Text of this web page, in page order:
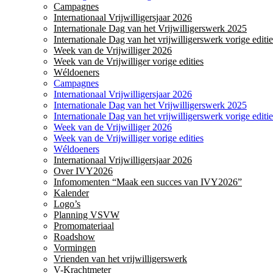
Campagnes
Internationaal Vrijwilligersjaar 2026
Internationale Dag van het Vrijwilligerswerk 2025
Internationale Dag van het vrijwilligerswerk vorige
Week van de Vrijwilliger 2026
Week van de Vrijwilliger vorige edities
Wéldoeners
Campagnes
Internationaal Vrijwilligersjaar 2026
Internationale Dag van het Vrijwilligerswerk 2025
Internationale Dag van het vrijwilligerswerk vorige
Week van de Vrijwilliger 2026
Week van de Vrijwilliger vorige edities
Wéldoeners
Internationaal Vrijwilligersjaar 2026
Over IVY2026
Infomomenten “Maak een succes van IVY2026”
Kalender
Logo’s
Planning VSVW
Promomateriaal
Roadshow
Vormingen
Vrienden van het vrijwilligerswerk
V-Krachtmeter